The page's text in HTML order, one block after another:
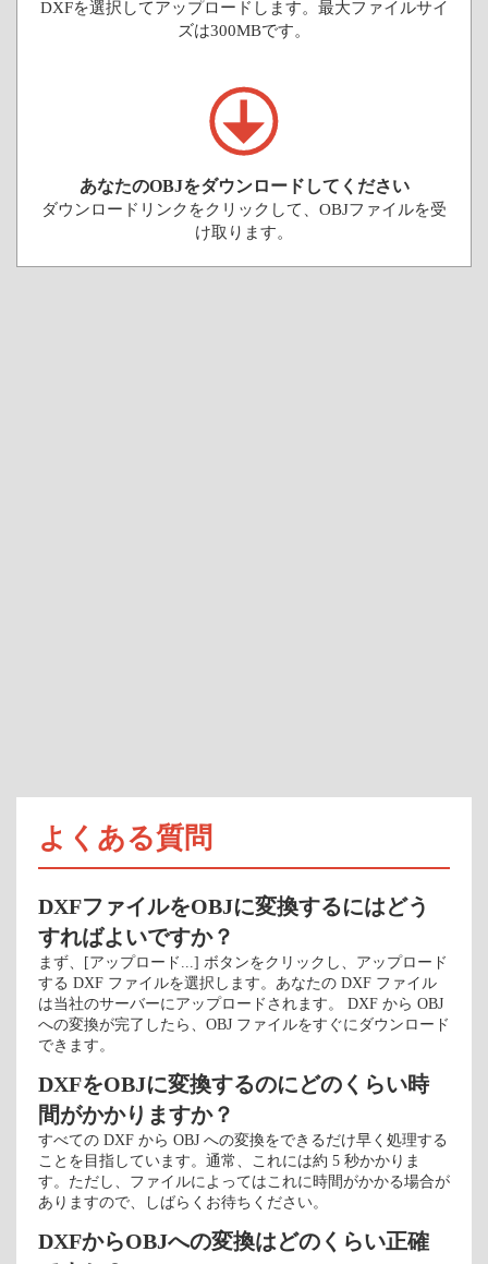
DXFを選択してアップロードします。最大ファイルサイ
ズは300MBです。
あなたのOBJをダウンロードしてください
ダウンロードリンクをクリックして、OBJファイルを受
け取ります。
よくある質問
DXFファイルをOBJに変換するにはどう
すればよいですか？
まず、[アップロード...] ボタンをクリックし、アップロード
する DXF ファイルを選択します。あなたの DXF ファイル
は当社のサーバーにアップロードされます。 DXF から OBJ
への変換が完了したら、OBJ ファイルをすぐにダウンロード
できます。
DXFをOBJに変換するのにどのくらい時
間がかかりますか？
すべての DXF から OBJ への変換をできるだけ早く処理する
ことを目指しています。通常、これには約 5 秒かかりま
す。ただし、ファイルによってはこれに時間がかかる場合が
ありますので、しばらくお待ちください。
DXFからOBJへの変換はどのくらい正確